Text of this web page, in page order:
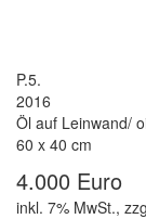
P.5.
2016
Öl auf Leinwand/
60 x 40 cm
4.000 Euro
inkl. 7% MwSt.,